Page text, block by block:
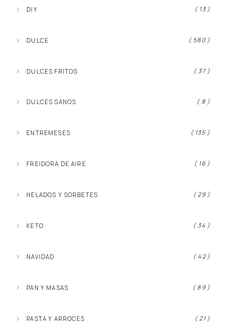
DIY ( 13 )
DULCE ( 580 )
DULCES FRITOS ( 37 )
DULCES SANOS ( 8 )
ENTREMESES ( 135 )
FREIDORA DE AIRE ( 16 )
HELADOS Y SORBETES ( 29 )
KETO ( 34 )
NAVIDAD ( 42 )
PAN Y MASAS ( 89 )
PASTA Y ARROCES ( 21 )